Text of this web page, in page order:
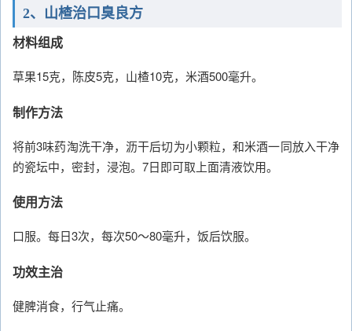
2、山楂治口臭良方
材料组成
草果15克，陈皮5克，山楂10克，米酒500毫升。
制作方法
将前3味药淘洗干净，沥干后切为小颗粒，和米酒一同放入干净
的瓷坛中，密封，浸泡。7日即可取上面清液饮用。
使用方法
口服。每日3次，每次50～80毫升，饭后饮服。
功效主治
健脾消食，行气止痛。